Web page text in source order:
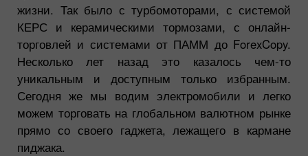
жизни. Так было с турбомоторами, с системой
КЕРС и керамическими тормозами, с онлайн-
торговлей и системами от ПАММ до ForexCopy.
Несколько лет назад это казалось чем-то
уникальным и доступным только избранным.
Сегодня же мы водим электромобили и легко
можем торговать на глобальном валютном рынке
прямо со своего гаджета, лежащего в кармане
пиджака.